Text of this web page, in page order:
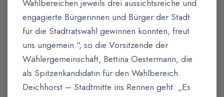
Wahlbereichen jeweils drei aussichtsreiche und
engagierte Bürgerinnen und Bürger der Stadt
für die Stadtratswahl gewinnen konnten, freut
uns ungemein.“, so die Vorsitzende der
Wählergemeinschaft, Bettina Oestermann, die
als Spitzenkandidatin für den Wahlbereich
Deichhorst – Stadtmitte ins Rennen geht. „Es